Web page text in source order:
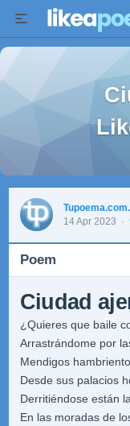
14 Apr 2023 ·
Poem
Ciudad
¿Quieres que baile
Arrastrándome por
Mendigos
Desde sus palacios
Derritiéndose están
En las moradas de